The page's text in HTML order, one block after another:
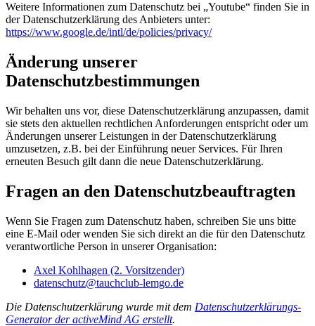
Weitere Informationen zum Datenschutz bei „Youtube“ finden Sie in
der Datenschutzerklärung des Anbieters unter:
https://www.google.de/intl/de/policies/privacy/
Änderung unserer
Datenschutzbestimmungen
Wir behalten uns vor, diese Datenschutzerklärung anzupassen, damit
sie stets den aktuellen rechtlichen Anforderungen entspricht oder um
Änderungen unserer Leistungen in der Datenschutzerklärung
umzusetzen, z.B. bei der Einführung neuer Services. Für Ihren
erneuten Besuch gilt dann die neue Datenschutzerklärung.
Fragen an den Datenschutzbeauftragten
Wenn Sie Fragen zum Datenschutz haben, schreiben Sie uns bitte
eine E-Mail oder wenden Sie sich direkt an die für den Datenschutz
verantwortliche Person in unserer Organisation:
Axel Kohlhagen (2. Vorsitzender)
datenschutz@tauchclub-lemgo.de
Die Datenschutzerklärung wurde mit dem Datenschutzerklärungs-
Generator der activeMind AG erstellt.